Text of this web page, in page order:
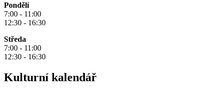
Pondělí
7:00 - 11:00
12:30 - 16:30
Středa
7:00 - 11:00
12:30 - 16:30
Kulturní kalendář